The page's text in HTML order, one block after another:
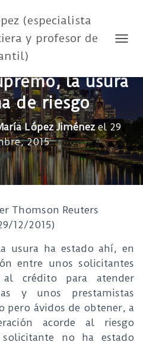
(especialista
y profesor de
la usura
de riesgo
López Jiménezel 29
2015
Thomson Reuters
12/2015)
usura ha estado ahí, en
entre unos solicitantes
al crédito para atender
y unos prestamistas
pero ávidos de obtener, a
acorde al riesgo
no ha estado